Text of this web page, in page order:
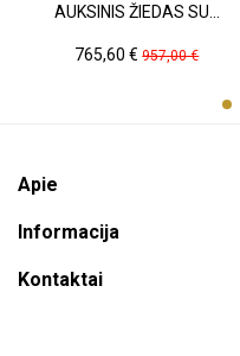
AUKSINIS ŽIEDAS SU...
Kaina
765,60 € Pradinė
957,00 €
Apie
Informacija
Kontaktai